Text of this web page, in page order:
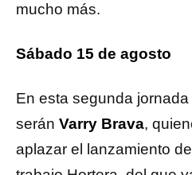
mucho más.
Sábado 15 de agosto
En esta segunda
serán Varry Brava,
aplazar el lanzamiento